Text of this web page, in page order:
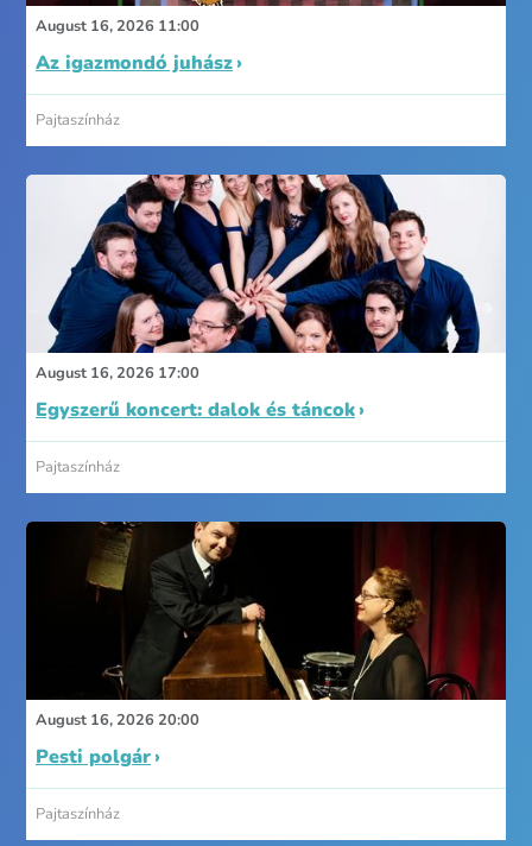
August 16, 2026 11:00
Az igazmondó juhász
Pajtaszínház
August 16, 2026 17:00
Egyszerű koncert: dalok és táncok
Pajtaszínház
August 16, 2026 20:00
Pesti polgár
Pajtaszínház